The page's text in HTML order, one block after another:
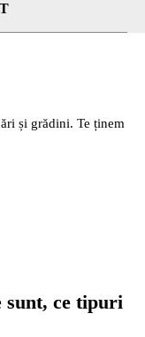
și grădini. Te ținem
sunt, ce tipuri